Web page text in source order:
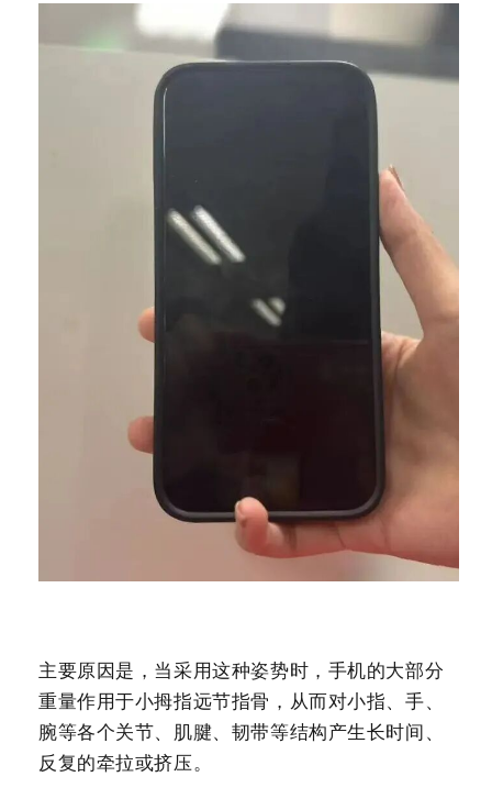
主要原因是，当采用这种姿势时，手机的大部分
重量作用于小拇指远节指骨，从而对小指、手、
腕等各个关节、肌腱、韧带等结构产生长时间、
反复的牵拉或挤压。